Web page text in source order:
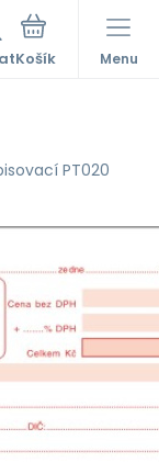
Menu
PT020